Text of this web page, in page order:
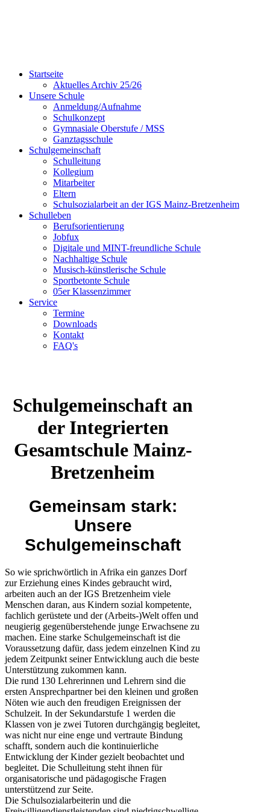
Startseite
Aktuelles Archiv 25/26
Unsere Schule
Anmeldung/Aufnahme
Schulkonzept
Gymnasiale Oberstufe / MSS
Ganztagsschule
Schulgemeinschaft
Schulleitung
Kollegium
Mitarbeiter
Eltern
Schulsozialarbeit an der IGS Mainz-Bretzenheim
Schulleben
Berufsorientierung
Jobfux
Digitale und MINT-freundliche Schule
Nachhaltige Schule
Musisch-künstlerische Schule
Sportbetonte Schule
05er Klassenzimmer
Service
Termine
Downloads
Kontakt
FAQ's
Schulgemeinschaft an
der Integrierten
Gesamtschule Mainz-
Bretzenheim
Gemeinsam stark:
Unsere
Schulgemeinschaft
So wie sprichwörtlich in Afrika ein ganzes Dorf
zur Erziehung eines Kindes gebraucht wird,
arbeiten auch an der IGS Bretzenheim viele
Menschen daran, aus Kindern sozial kompetente,
fachlich gerüstete und der (Arbeits-)Welt offen und
neugierig gegenüberstehende junge Erwachsene zu
machen. Eine starke Schulgemeinschaft ist die
Voraussetzung dafür, dass jedem einzelnen Kind zu
jedem Zeitpunkt seiner Entwicklung auch die beste
Unterstützung zukommen kann.
Die rund 130 Lehrerinnen und Lehrern sind die
ersten Ansprechpartner bei den kleinen und großen
Nöten wie auch den freudigen Ereignissen der
Schulzeit. In der Sekundarstufe 1 werden die
Klassen von je zwei Tutoren durchgängig begleitet,
was nicht nur eine enge und vertraute Bindung
schafft, sondern auch die kontinuierliche
Entwicklung der Kinder gezielt beobachtet und
begleitet. Die Schulleitung steht ihnen für
organisatorische und pädagogische Fragen
unterstützend zur Seite.
Die Schulsozialarbeiterin und die